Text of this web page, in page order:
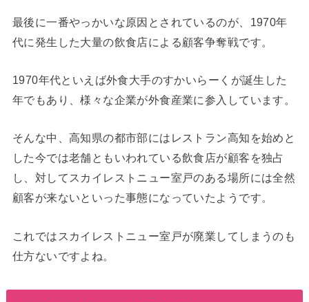
最後に一番やっかいな原因とされているのが、1970年
代に発生した大量の飲食店による顧客争奪戦です。
1970年代といえば外食大手のすかいらーくが誕生した
年でもあり、様々な企業が外食産業に参入しています。
そんな中、高知県の都市部にはレストラン高知を始めと
した今では老舗ともいわれている飲食店が顧客を独占
し、対してスカイレストニュー室戸のある場所には全然
顧客が来ないといった事態になっていたようです。
これではスカイレストニュー室戸が廃業してしまうのも
仕方ないですよね。